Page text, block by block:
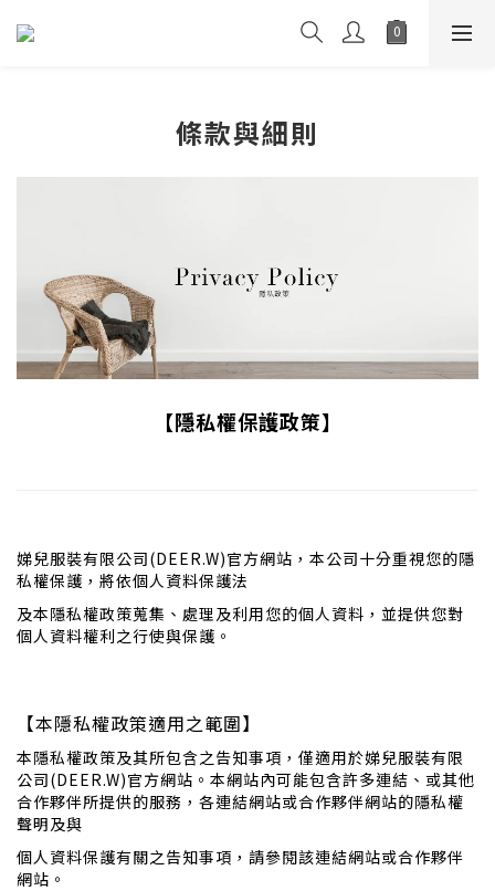
條款與細則
【隱私權保護政策】
娣兒服裝有限公司(DEER.W)官方網站，本公司十分重視您的隱
私權保護，將依個人資料保護法
及本隱私權政策蒐集、處理及利用您的個人資料，並提供您對
個人資料權利之行使與保護。
【本隱私權政策適用之範圍】
本隱私權政策及其所包含之告知事項，僅適用於娣兒服裝有限
公司(DEER.W)官方網站。本網站內可能包含許多連結、或其他
合作夥伴所提供的服務，各連結網站或合作夥伴網站的隱私權
聲明及與
個人資料保護有關之告知事項，請參閱該連結網站或合作夥伴
網站。